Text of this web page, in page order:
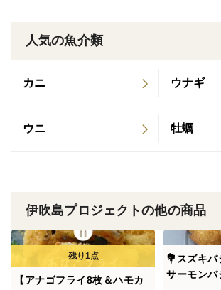
育環境で漁獲される魚介類の旨味は格別
名 称 冷凍 タイそぼろ
砂糖、しょうが（一部に小麦・大豆を含
製造者 株式会社キョーワ
名 称 冷凍 ブリ煮
原材料 ブリ（香川県）、しょうゆ、
しょうが、ごま、砂糖（一部に小麦・
人気の魚介類
カニ ウナギ
ウニ 牡蠣
伊吹島プロジェクトの他の商品
【アナゴフライ8枚＆ハモカ
💐スズキバ
サーモンバ